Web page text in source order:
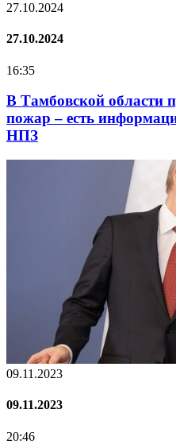
27.10.2024
27.10.2024
16:35
В Тамбовской области
пожар – есть
НПЗ
09.11.2023
09.11.2023
20:46